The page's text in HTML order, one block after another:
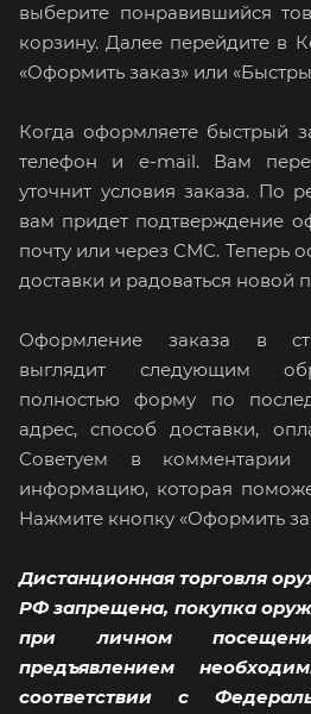
выберите понравившийся
корзину. Далее перейдите в
«Оформить заказ» или
Когда оформляете быстрый
телефон и e-mail. Вам
уточнит условия заказа. По
вам придет подтверждение
почту или через СМС. Теперь
доставки и радоваться новой
Оформление заказа в
выглядит следующим
полностью форму по
адрес, способ доставки,
Советуем в комментарии
информацию, которая
Нажмите кнопку «Оформить
Дистанционная торговля
РФ запрещена, покупка
при личном
предъявлением
соответствии с